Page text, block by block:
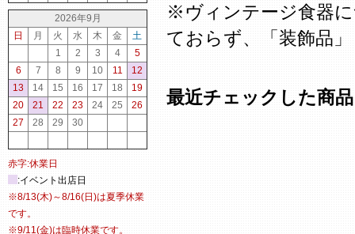
※ヴィンテージ食器
ておらず、「装飾品
最近チェックした商品
2026年9月
日
月 火 水 木 金
土
1
2 3 4
5
6
7 8 9 10 11
12
13
14 15 16 17 18
19
20
21 22 23 24 25
26
27
28 29 30
赤字:休業日
:イベント出店日
※8/13(木)～8/16(日)は夏季休業
です。
※9/11(金)は臨時休業です。